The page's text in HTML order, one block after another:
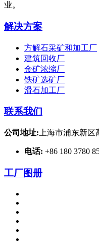
业。
解决方案
方解石采矿和加工厂
建筑回收厂
金矿浓缩厂
铁矿选矿厂
滑石加工厂
联系我们
公司地址: 上海市浦东新区
电话: +86 180 3780
工厂图册